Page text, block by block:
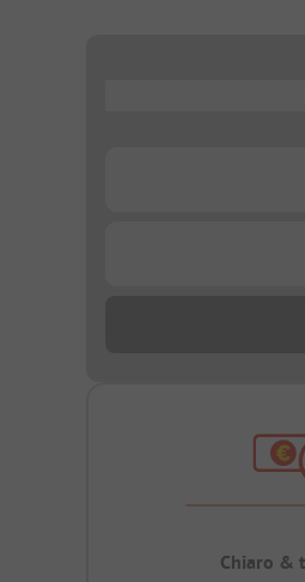
Chiaro &